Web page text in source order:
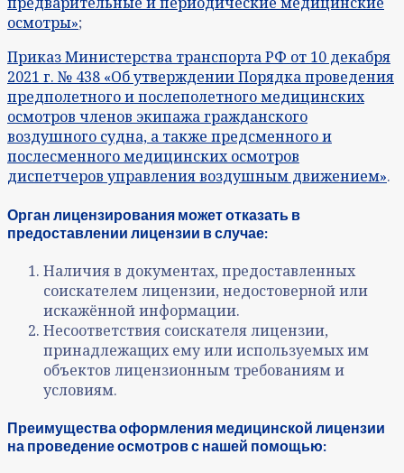
осмотры»;
Приказ Министерства транспорта РФ от 10 декабря
2021 г. № 438 «Об утверждении Порядка проведения
предполетного и послеполетного медицинских
осмотров членов экипажа гражданского
воздушного судна, а также предсменного и
послесменного медицинских осмотров
диспетчеров управления воздушным движением».
Орган лицензирования может отказать в
предоставлении лицензии в случае:
Наличия в документах, предоставленных
соискателем лицензии, недостоверной или
искажённой информации.
Несоответствия соискателя лицензии,
принадлежащих ему или используемых им
объектов лицензионным требованиям и
условиям.
Преимущества оформления медицинской лицензии
на проведение осмотров с нашей помощью: